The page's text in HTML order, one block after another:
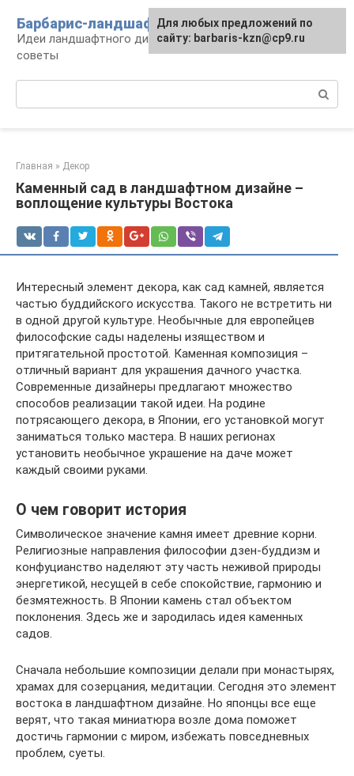
контенту
Барбарис-ландшафт
Идеи ландшафтного дизайна, правила и
советы
Главная » Декор
Каменный сад в ландшафтном дизайне –
воплощение культуры Востока
Интересный элемент декора, как сад камней, является
частью буддийского искусства. Такого не встретить ни
в одной другой культуре. Необычные для европейцев
философские сады наделены изяществом и
притягательной простотой. Каменная композиция –
отличный вариант для украшения дачного участка.
Современные дизайнеры предлагают множество
способов реализации такой идеи. На родине
потрясающего декора, в Японии, его установкой могут
заниматься только мастера. В наших регионах
установить необычное украшение на даче может
каждый своими руками.
О чем говорит история
Символическое значение камня имеет древние корни.
Религиозные направления философии дзен-буддизм и
конфуцианство наделяют эту часть неживой природы
энергетикой, несущей в себе спокойствие, гармонию и
безмятежность. В Японии камень стал объектом
поклонения. Здесь же и зародилась идея каменных
садов.
Сначала небольшие композиции делали при монастырях,
храмах для созерцания, медитации. Сегодня это элемент
востока в ландшафтном дизайне. Но японцы все еще
верят, что такая миниатюра возле дома поможет
достичь гармонии с миром, избежать повседневных
проблем, суеты.
Для любых предложений по
сайту: barbaris-kzn@cp9.ru